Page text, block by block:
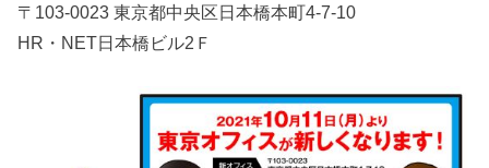
〒103-0023 東京都中央区日本橋本町4-7-10
HR・NET日本橋ビル2Ｆ